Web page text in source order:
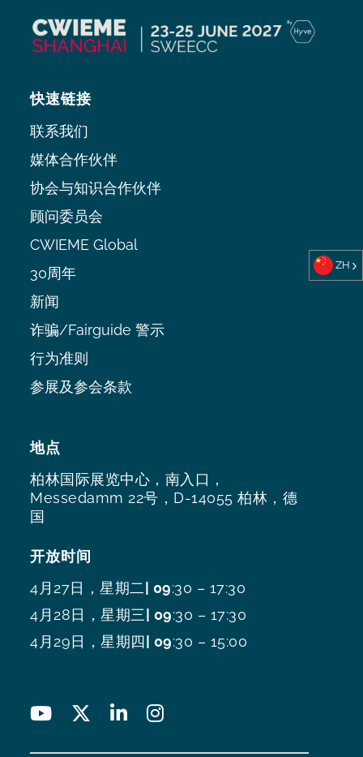
地点
柏林国际展览中心，南入口，
Messedamm 22号，D-14055 柏林，德
国
开放时间
4月27日，星期二| 09:30 – 17:30
4月28日，星期三| 09:30 – 17:30
4月29日，星期四| 09:30 – 15:00
快速链接
联系我们
媒体合作伙伴
协会与知识合作伙伴
顾问委员会
CWIEME Global
30周年
新闻
诈骗/Fairguide 警示
行为准则
参展及参会条款
ZH